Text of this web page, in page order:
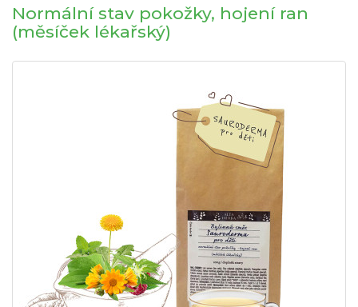
Normální stav pokožky, hojení ran
(měsíček lékařský)